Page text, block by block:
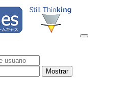
Mostrar